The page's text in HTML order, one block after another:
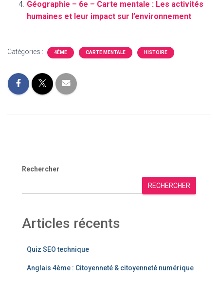
Géographie – 6e – Carte mentale : Les activités
humaines et leur impact sur l’environnement
Catégories : 4ÈME CARTE MENTALE HISTOIRE
Rechercher
RECHERCHER
Articles récents
Quiz SEO technique
Anglais 4ème : Citoyenneté & citoyenneté numérique